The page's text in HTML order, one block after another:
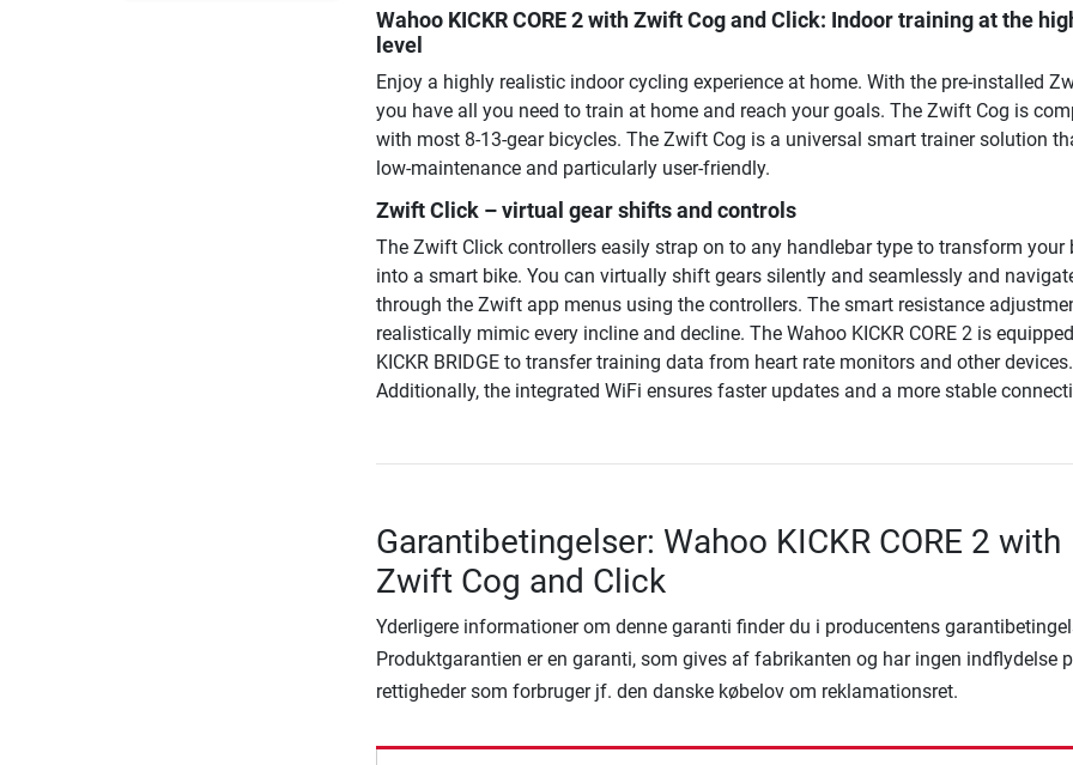
Wahoo KICKR CORE 2 with Zwift Cog and Click: Indoor training at the
level
Enjoy a highly realistic indoor cycling experience at home. With the pre-installed
you have all you need to train at home and reach your goals. The Zwift Cog is
with most 8-13-gear bicycles. The Zwift Cog is a universal smart trainer solution
low-maintenance and particularly user-friendly.
Zwift Click – virtual gear shifts and controls
The Zwift Click controllers easily strap on to any handlebar type to transform your
into a smart bike. You can virtually shift gears silently and seamlessly and
through the Zwift app menus using the controllers. The smart resistance
realistically mimic every incline and decline. The Wahoo KICKR CORE 2 is
KICKR BRIDGE to transfer training data from heart rate monitors and other devices.
Additionally, the integrated WiFi ensures faster updates and a more stable
Garantibetingelser: Wahoo KICKR CORE 2 with
Zwift Cog and Click
Yderligere informationer om denne garanti finder du i producentens
Produktgarantien er en garanti, som gives af fabrikanten og har ingen indflydelse
rettigheder som forbruger jf. den danske købelov om reklamationsret.